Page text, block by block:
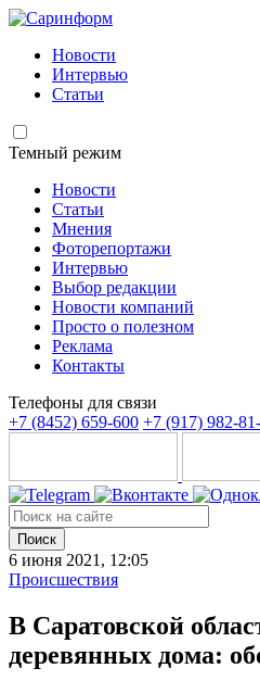
Новости
Интервью
Статьи
Темный режим
Новости
Статьи
Мнения
Фоторепортажи
Интервью
Выбор редакции
Новости компаний
Просто о полезном
Реклама
Контакты
Телефоны для связи
+7 (8452) 659-600 +7 (917) 982-
Поиск
6 июня 2021, 12:05
Происшествия
В Саратовской
деревянных дома: